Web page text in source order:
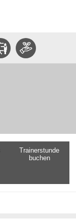
Trainerstunde
buchen